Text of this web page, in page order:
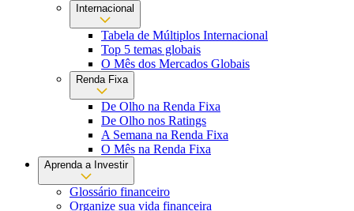
Internacional
Tabela de Múltiplos Internacional
Top 5 temas globais
O Mês dos Mercados Globais
Renda Fixa
De Olho na Renda Fixa
De Olho nos Ratings
A Semana na Renda Fixa
O Mês na Renda Fixa
Aprenda a Investir
Glossário financeiro
Organize sua vida financeira